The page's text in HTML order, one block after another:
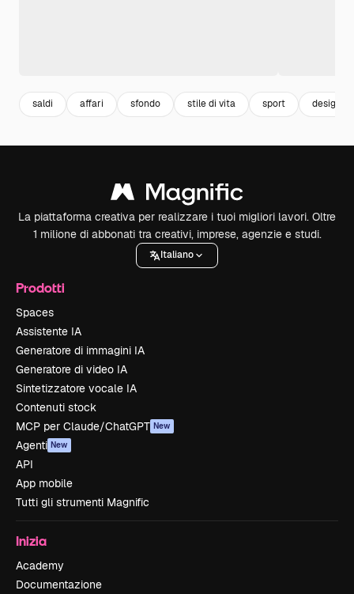
saldi affari sfondo stile di vita sport design
La piattaforma creativa per realizzare i tuoi migliori lavori. Oltre
1 milione di abbonati tra creativi, imprese, agenzie e studi.
Italiano
Prodotti
Spaces
Assistente IA
Generatore di immagini IA
Generatore di video IA
Sintetizzatore vocale IA
Contenuti stock
MCP per Claude/ChatGPT New
Agenti New
API
App mobile
Tutti gli strumenti Magnific
Inizia
Academy
Documentazione